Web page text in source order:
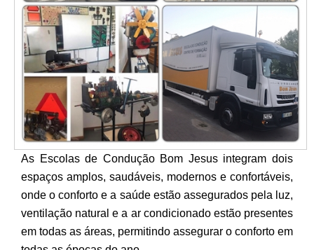
As Escolas de Condução Bom Jesus integram dois
espaços amplos, saudáveis, modernos e confortáveis,
onde o conforto e a saúde estão assegurados pela luz,
ventilação natural e a ar condicionado estão presentes
em todas as áreas, permitindo assegurar o conforto em